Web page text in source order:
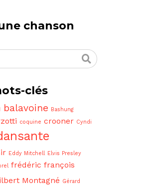
chanson
clés
balavoine Bashung
coquine crooner Cyndi
Eddy Mitchell Elvis Presley
frédéric françois
Montagné Gérard